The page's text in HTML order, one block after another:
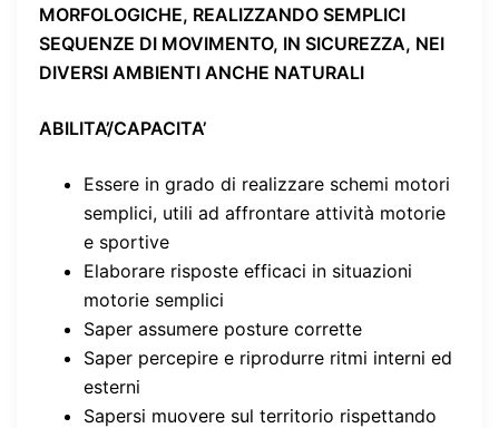
MORFOLOGICHE, REALIZZANDO SEMPLICI
SEQUENZE DI MOVIMENTO, IN SICUREZZA, NEI
DIVERSI AMBIENTI ANCHE NATURALI
ABILITA’/CAPACITA’
Essere in grado di realizzare schemi motori
semplici, utili ad affrontare attività motorie
e sportive
Elaborare risposte efficaci in situazioni
motorie semplici
Saper assumere posture corrette
Saper percepire e riprodurre ritmi interni ed
esterni
Sapersi muovere sul territorio rispettando